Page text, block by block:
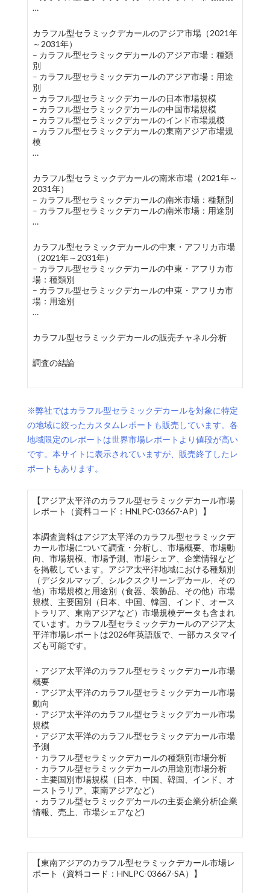
…
カラフル型セラミックデカールのアジア市場（2021年
～2031年）
– カラフル型セラミックデカールのアジア市場：種類
別
– カラフル型セラミックデカールのアジア市場：用途
別
– カラフル型セラミックデカールの日本市場規模
– カラフル型セラミックデカールの中国市場規模
– カラフル型セラミックデカールのインド市場規模
– カラフル型セラミックデカールの東南アジア市場規
模
…
カラフル型セラミックデカールの南米市場（2021年～
2031年）
– カラフル型セラミックデカールの南米市場：種類別
– カラフル型セラミックデカールの南米市場：用途別
…
カラフル型セラミックデカールの中東・アフリカ市場
（2021年～2031年）
– カラフル型セラミックデカールの中東・アフリカ市
場：種類別
– カラフル型セラミックデカールの中東・アフリカ市
場：用途別
…
カラフル型セラミックデカールの販売チャネル分析
調査の結論
※弊社ではカラフル型セラミックデカールを対象に特定
の地域に絞ったカスタムレポートも販売しています。各
地域限定のレポートは世界市場レポートより値段が高い
です。本サイトに表示されていますが、販売終了したレ
ポートもあります。
【アジア太平洋のカラフル型セラミックデカール市場
レポート（資料コード：HNLPC-03667-AP）】
本調査資料はアジア太平洋のカラフル型セラミックデ
カール市場について調査・分析し、市場概要、市場動
向、市場規模、市場予測、市場シェア、企業情報など
を掲載しています。アジア太平洋地域における種類別
（デジタルマップ、シルクスクリーンデカール、その
他）市場規模と用途別（食器、装飾品、その他）市場
規模、主要国別（日本、中国、韓国、インド、オース
トラリア、東南アジアなど）市場規模データも含まれ
ています。カラフル型セラミックデカールのアジア太
平洋市場レポートは2026年英語版で、一部カスタマイ
ズも可能です。
・アジア太平洋のカラフル型セラミックデカール市場
概要
・アジア太平洋のカラフル型セラミックデカール市場
動向
・アジア太平洋のカラフル型セラミックデカール市場
規模
・アジア太平洋のカラフル型セラミックデカール市場
予測
・カラフル型セラミックデカールの種類別市場分析
・カラフル型セラミックデカールの用途別市場分析
・主要国別市場規模（日本、中国、韓国、インド、オ
ーストラリア、東南アジアなど）
・カラフル型セラミックデカールの主要企業分析(企業
情報、売上、市場シェアなど)
【東南アジアのカラフル型セラミックデカール市場レ
ポート（資料コード：HNLPC-03667-SA）】